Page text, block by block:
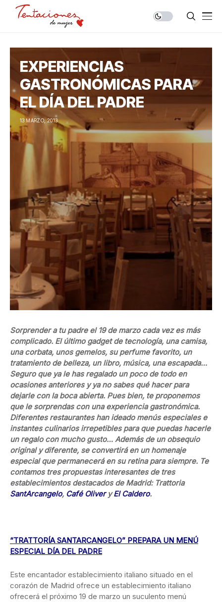
EXPERIENCIAS
GASTRONÓMICAS PARA
EL DÍA DEL PADRE
13 MARZO, 2013
Sorprender a tu padre el 19 de marzo cada vez es más
complicado. El último gadget de tecnología, una camisa,
una corbata, unos gemelos, su perfume favorito, un
tratamiento de belleza, un libro, música, una escapada…
Seguro que ya le has regalado un poco de todo en
ocasiones anteriores y ya no sabes qué hacer para
dejarle con la boca abierta. Pues bien, te proponemos
que le sorprendas con una experiencia gastronómica.
Diferentes restaurantes han ideado menús especiales e
instantes culinarios irrepetibles para que puedas hacerle
un regalo con mucho gusto… Además de un obsequio
original y diferente, se convertirá en un homenaje
especial que permanecerá en su retina para siempre. Te
contamos tres propuestas interesantes de tres
establecimientos destacados de Madrid: Trattoria
SantArcangelo, Café OliveryEl Caldero.
“TRATTORÍA SANTARCANGELO” PREPARA UN MENÚ
ESPECIAL DÍA DEL PADRE
Este encantador establecimiento italiano situado en el
corazón de Madrid ofrece un establecimiento italiano
ofrecerá el próximo 19 de marzo un suculento menú